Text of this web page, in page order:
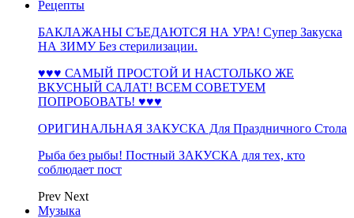
Рецепты
БАКЛАЖАНЫ СЪЕДАЮТСЯ НА УРА! Супер Закуска
НА ЗИМУ Без стерилизации.
♥♥♥ САМЫЙ ПРОСТОЙ И НАСТОЛЬКО ЖЕ
ВКУСНЫЙ САЛАТ! ВСЕМ СОВЕТУЕМ
ПОПРОБОВАТЬ! ♥♥♥
ОРИГИНАЛЬНАЯ ЗАКУСКА Для Праздничного Стола
Рыба без рыбы! Постный ЗАКУСКА для тех, кто
соблюдает пост
Prev Next
Музыка